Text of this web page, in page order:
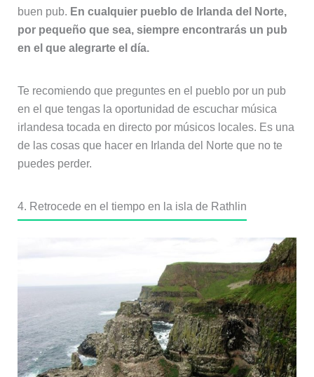
buen pub. En cualquier pueblo de Irlanda del Norte,
por pequeño que sea, siempre encontrarás un pub
en el que alegrarte el día.
Te recomiendo que preguntes en el pueblo por un pub
en el que tengas la oportunidad de escuchar música
irlandesa tocada en directo por músicos locales. Es una
de las cosas que hacer en Irlanda del Norte que no te
puedes perder.
4. Retrocede en el tiempo en la isla de Rathlin